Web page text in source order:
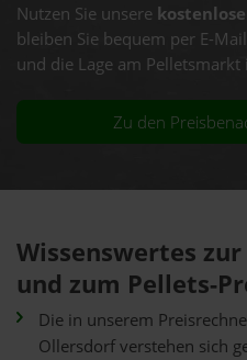
Nutzen Sie unsere
bleiben Sie bequem per E-
und die Lage am
Zu den
Wissenswertes
und zum Pellets-
Die in unserem
Ollersdorf verstehen sich